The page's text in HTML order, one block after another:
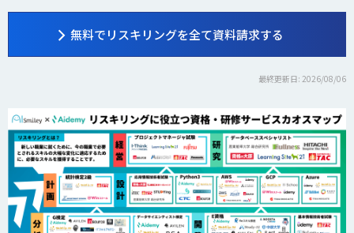
無料でリスキリングを全て資料請求する
最終更新日: 2026/08/06